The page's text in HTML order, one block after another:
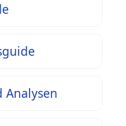
Analysen